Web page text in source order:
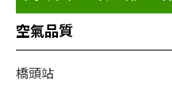
空氣品質
橋頭站